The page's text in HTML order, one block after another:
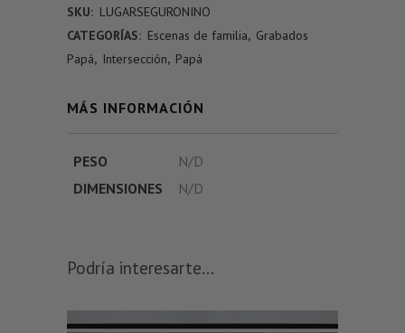
SKU: LUGARSEGURONINO
CATEGORÍAS: Escenas de familia, Grabados
Papá, Intersección, Papá
MÁS INFORMACIÓN
PESO
N/D
DIMENSIONES
N/D
Podría interesarte...